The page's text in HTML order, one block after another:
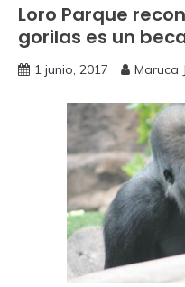
Loro Parque
gorilas es un
1 junio, 2017 Maruca